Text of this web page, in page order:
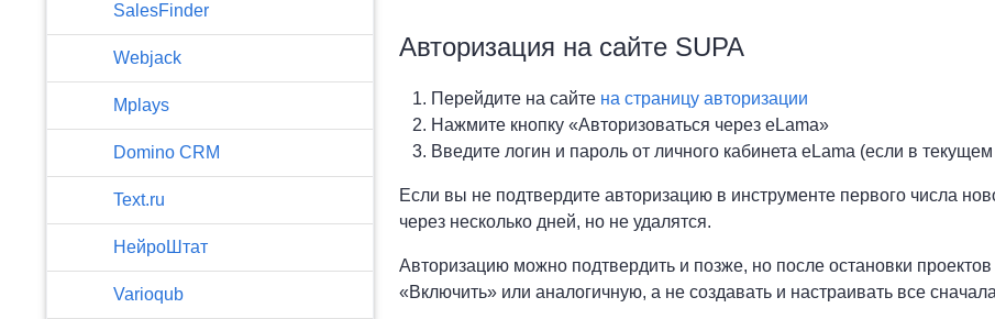
SalesFinder
Webjack
Mplays
Domino CRM
Text.ru
НейроШтат
Varioqub
Авторизация на сайте SUPA
Перейдите на сайте на страницу авторизации
Нажмите кнопку «Авторизоваться через eLama»
Введите логин и пароль от личного кабинета eLama (если в
Если вы не подтвердите авторизацию в инструменте первого числа
через несколько дней, но не удалятся.
Авторизацию можно подтвердить и позже, но после остановки
«Включить» или аналогичную, а не создавать и настраивать все